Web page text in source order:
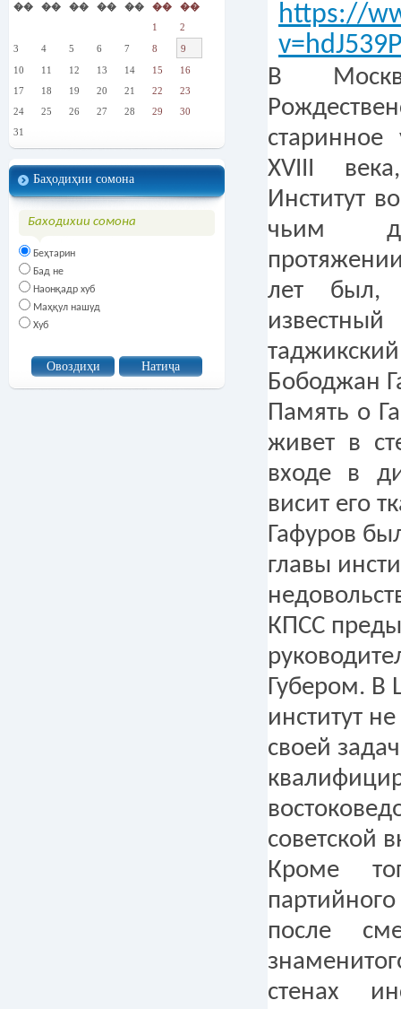
��
�� �� �� �� ��
��
1
2
3
4 5 6 7 8
9
10
11 12 13 14 15
16
17
18 19 20 21 22
23
24
25 26 27 28 29
30
31
Баҳодиҳии сомона
Баходихии сомона
Беҳтарин
Бад не
Наонқадр хуб
Маҳқул нашуд
Хуб
https://
В
старинное
XVIII
Институт
чьим
лет был,
Бободжан
Память о
живет в
входе в
висит его
Гафуров
главы
КПСС
Губером. В
институт
своей
советской
Кроме
после
стенах